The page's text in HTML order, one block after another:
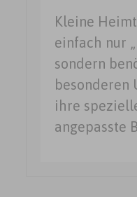
Kleine
einfach nur
sondern
besonderen
ihre
angepasste